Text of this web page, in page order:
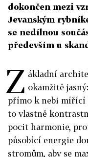
dokončen mezi
Jevanským
se nedílnou
především u
Z ákladní
okamžitě
přímo k nebi mířící
to vlastně
pocit harmonie,
působící energie
stromům, aby se